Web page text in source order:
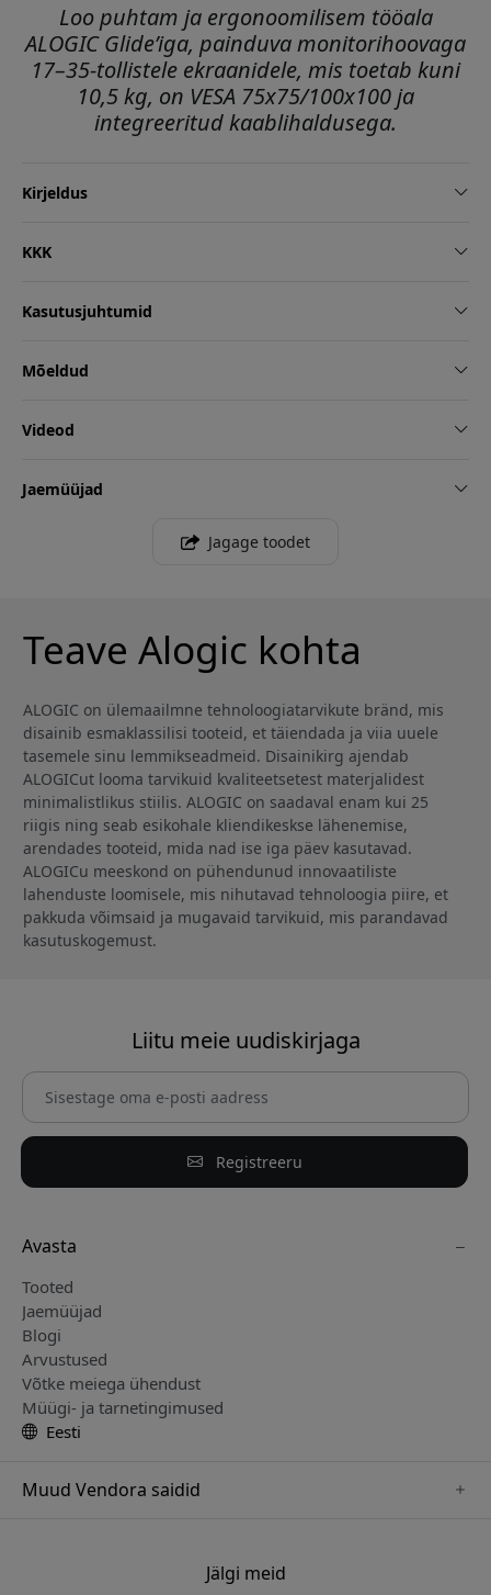
Loo puhtam ja ergonoomilisem tööala
ALOGIC Glide’iga, painduva monitorihoovaga
17–35-tollistele ekraanidele, mis toetab kuni
10,5 kg, on VESA 75x75/100x100 ja
integreeritud kaablihaldusega.
Kirjeldus
KKK
Kasutusjuhtumid
Mõeldud
Videod
Jaemüüjad
Jagage toodet
Teave Alogic kohta
ALOGIC on ülemaailmne tehnoloogiatarvikute bränd, mis
disainib esmaklassilisi tooteid, et täiendada ja viia uuele
tasemele sinu lemmikseadmeid. Disainikirg ajendab
ALOGICut looma tarvikuid kvaliteetsetest materjalidest
minimalistlikus stiilis. ALOGIC on saadaval enam kui 25
riigis ning seab esikohale kliendikeskse lähenemise,
arendades tooteid, mida nad ise iga päev kasutavad.
ALOGICu meeskond on pühendunud innovaatiliste
lahenduste loomisele, mis nihutavad tehnoloogia piire, et
pakkuda võimsaid ja mugavaid tarvikuid, mis parandavad
kasutuskogemust.
Liitu meie uudiskirjaga
Registreeru
Avasta
Tooted
Jaemüüjad
Blogi
Arvustused
Võtke meiega ühendust
Müügi- ja tarnetingimused
Eesti
Muud Vendora saidid
www.nordicsmartlight.seJälgi meid